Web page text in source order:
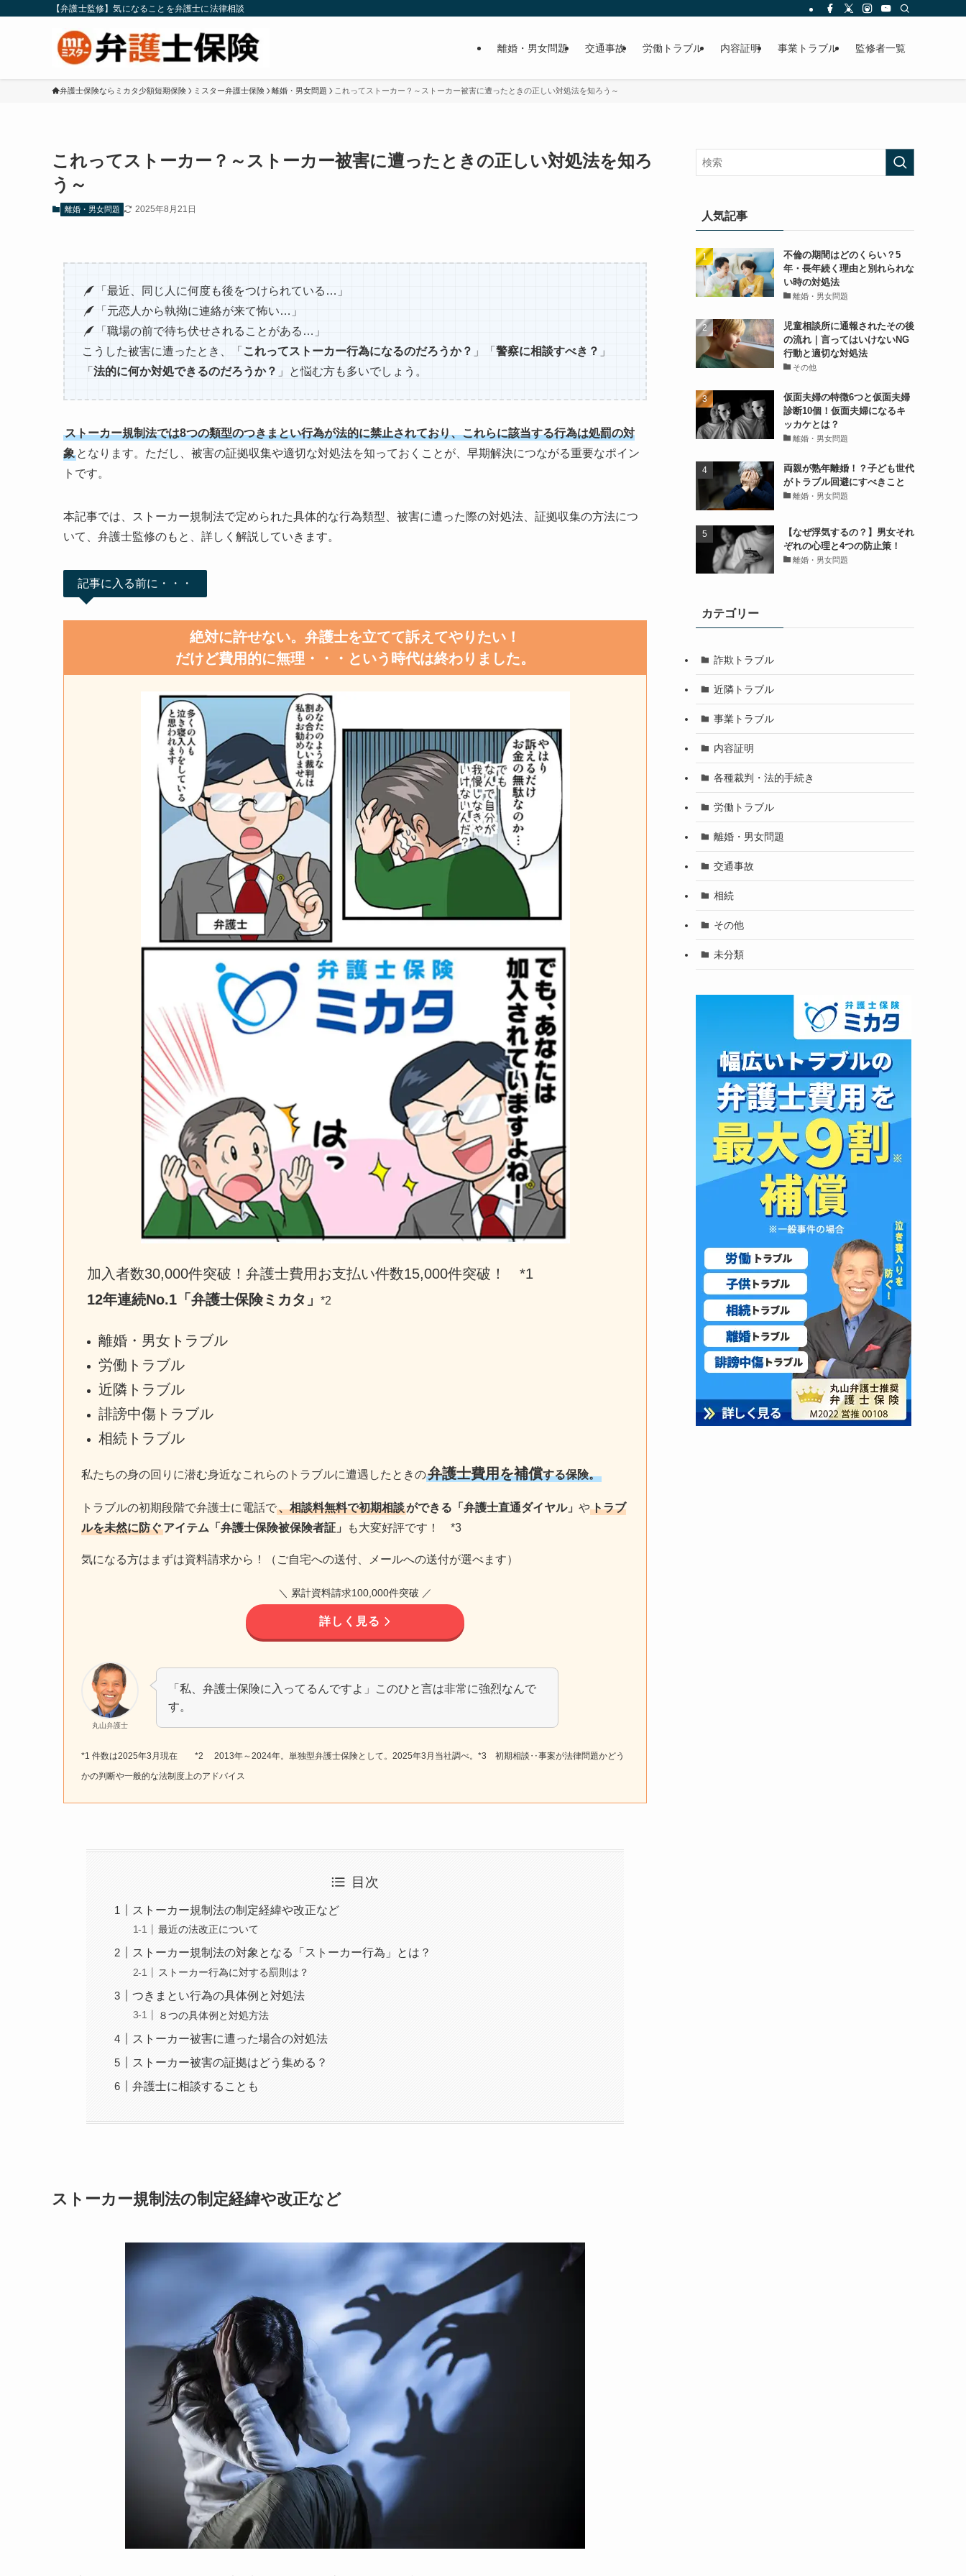
【弁護士監修】気になることを弁護士に法律相談
離婚・男女問題 交通事故 労働トラブル 内容証明 事業トラブル 監修者一覧
弁護士保険ならミカタ少額短期保険 ミスター弁護士保険 離婚・男女問題 これってストーカー？～ストーカー被害に遭ったときの正しい対処法を知ろう～
これってストーカー？～ストーカー被害に遭ったときの正しい対処法を知ろ
う～
離婚・男女問題 2025年8月21日
「最近、同じ人に何度も後をつけられている…」
「元恋人から執拗に連絡が来て怖い…」
「職場の前で待ち伏せされることがある…」
こうした被害に遭ったとき、「 これってストーカー行為になるのだろうか？ 」「 警察に相談すべき？ 」
「 法的に何か対処できるのだろうか？ 」と悩む方も多いでしょう。
ストーカー規制法では8つの類型のつきまとい行為が法的に禁止されており、これらに該当する行為は処罰の対
象 となります。ただし、被害の証拠収集や適切な対処法を知っておくことが、早期解決につながる重要なポイン
トです。
本記事では、ストーカー規制法で定められた具体的な行為類型、被害に遭った際の対処法、証拠収集の方法につ
いて、弁護士監修のもと、詳しく解説していきます。
記事に入る前に・・・
絶対に許せない。弁護士を立てて訴えてやりたい！
だけど費用的に無理・・・という時代は終わりました。
加入者数30,000件突破！弁護士費用お支払い件数15,000件突破！　*1
12年連続No.1「弁護士保険ミカタ」
*2
離婚・男女トラブル
労働トラブル
近隣トラブル
誹謗中傷トラブル
相続トラブル
私たちの身の回りに潜む身近なこれらのトラブルに遭遇したときの弁護士費用を補償する保険。
トラブルの初期段階で弁護士に電話で、相談料無料で初期相談ができる「弁護士直通ダイヤル」 やトラブ
ルを未然に防ぐアイテム「弁護士保険被保険者証」 も大変好評です！ *3
気になる方はまずは資料請求から！（ご自宅への送付、メールへの送付が選べます）
＼ 累計資料請求100,000件突破 ／
詳しく見る
丸山弁護士
「私、弁護士保険に入ってるんですよ」このひと言は非常に強烈なんで
す。
*1 件数は2025年3月現在 *2 2013年～2024年。単独型弁護士保険として。2025年3月当社調べ。*3 初期相談‥事案が法律問題かどう
かの判断や一般的な法制度上のアドバイス
目次
ストーカー規制法の制定経緯や改正など
最近の法改正について
ストーカー規制法の対象となる「ストーカー行為」とは？
ストーカー行為に対する罰則は？
つきまとい行為の具体例と対処法
８つの具体例と対処方法
ストーカー被害に遭った場合の対処法
ストーカー被害の証拠はどう集める？
弁護士に相談することも
ストーカー規制法の制定経緯や改正など
人気記事
不倫の期間はどのくらい？5
年・長年続く理由と別れられな
い時の対処法
離婚・男女問題
児童相談所に通報されたその後
の流れ｜言ってはいけないNG
行動と適切な対処法
その他
仮面夫婦の特徴6つと仮面夫婦
診断10個！仮面夫婦になるキ
ッカケとは？
離婚・男女問題
両親が熟年離婚！？子ども世代
がトラブル回避にすべきこと
離婚・男女問題
【なぜ浮気するの？】男女それ
ぞれの心理と4つの防止策！
離婚・男女問題
カテゴリー
詐欺トラブル
近隣トラブル
事業トラブル
内容証明
各種裁判・法的手続き
労働トラブル
離婚・男女問題
交通事故
相続
その他
未分類